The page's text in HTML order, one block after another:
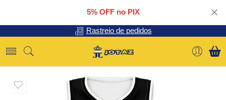
5% OFF no PIX
Rastreio de pedidos